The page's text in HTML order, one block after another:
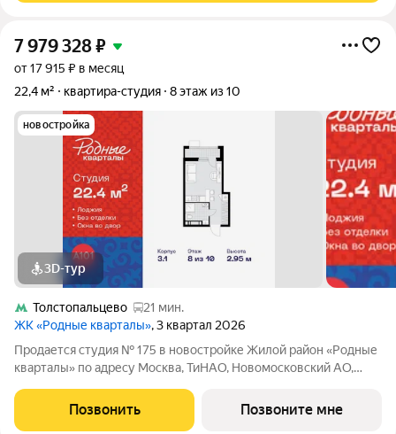
7 979 328₽
от 17 915 ₽ в месяц
22,4 м²
квартира-студия 8 этаж из 10
новостройка
3D-тур
Толстопальцево
21 мин.
ЖК «Родные кварталы», 3 квартал 2026
Продается студия № 175 в новостройке Жилой район «Родные
кварталы» по адресу Москва, ТиНАО, Новомосковский АО,
район Внуково, Новомосковский административный округ,
Москва. Общая площадь квартиры
Позвонить Позвоните мне